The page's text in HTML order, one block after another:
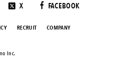
X FACEBOOK
RECRUIT COMPANY
Inc.